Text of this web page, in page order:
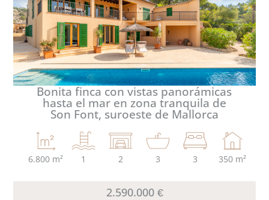
Bonita finca con vistas panorámicas
hasta el mar en zona tranquila de
Son Font, suroeste de Mallorca
6.800 m² 1 2 3 3 350 m²
2.590.000 €